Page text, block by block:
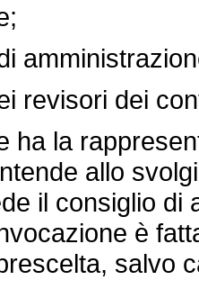
revisori dei
la
allo
il consiglio di
è
salvo